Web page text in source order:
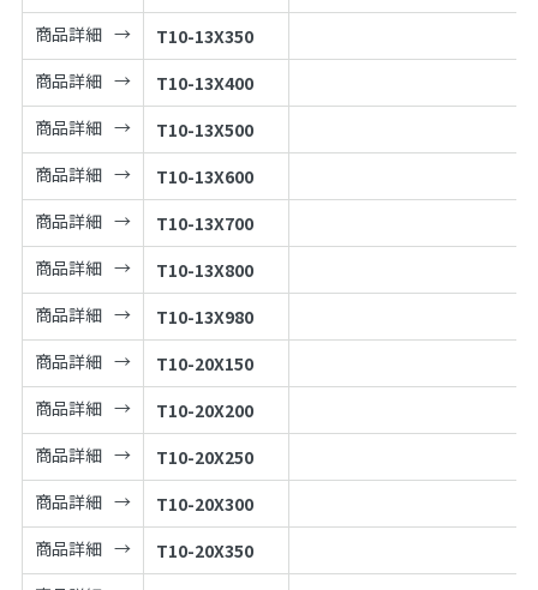
商品詳細
T10-13X350
商品詳細
T10-13X400
商品詳細
T10-13X500
商品詳細
T10-13X600
商品詳細
T10-13X700
商品詳細
T10-13X800
商品詳細
T10-13X980
商品詳細
T10-20X150
商品詳細
T10-20X200
商品詳細
T10-20X250
商品詳細
T10-20X300
商品詳細
T10-20X350